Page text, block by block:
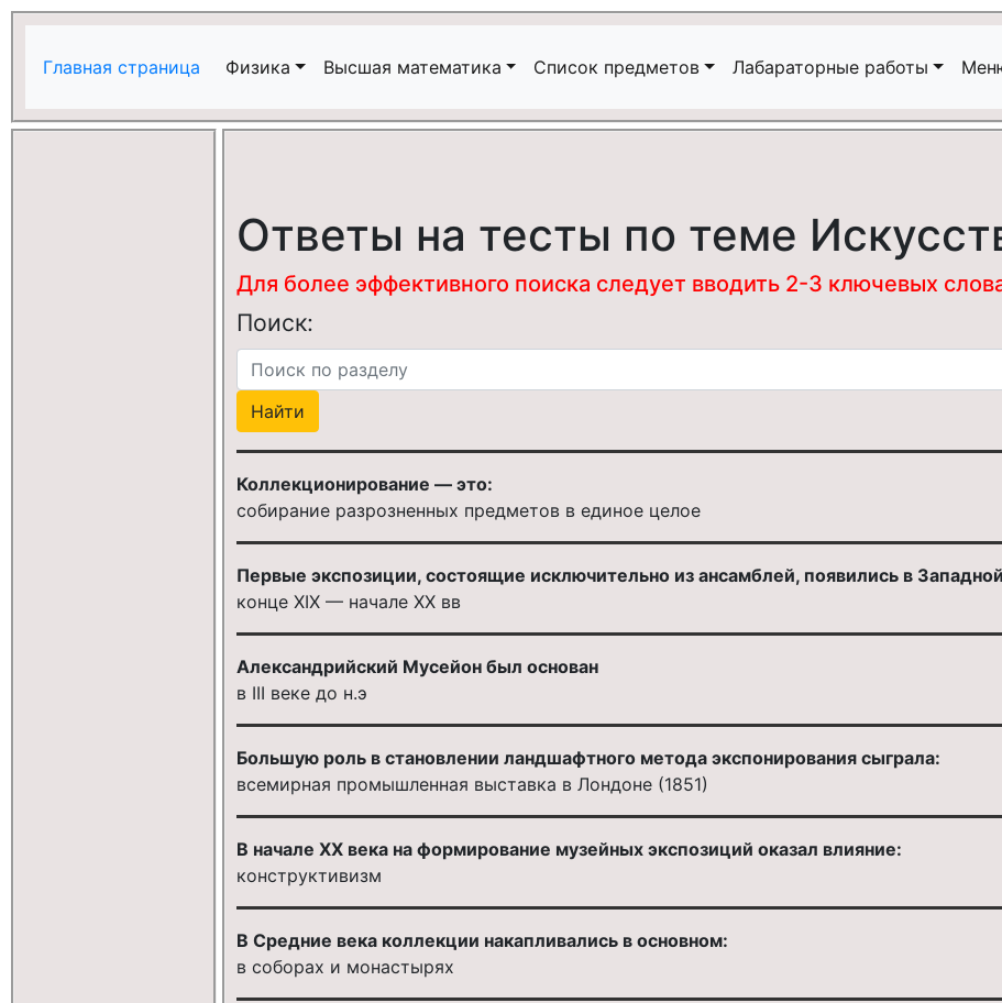
Главная страница Физика Высшая математика Список предметов Лабараторные работы
Ответы на тесты по теме
Для более эффективного поиска следует вводить 2-3 ключевых
Поиск:
Коллекционирование — это:
собирание разрозненных предметов в единое целое
Первые экспозиции, состоящие исключительно из ансамблей, появились в
конце XIX — начале XX вв
Александрийский Мусейон был основан
в III веке до н.э
Большую роль в становлении ландшафтного метода экспонирования сыграла:
всемирная промышленная выставка в Лондоне (1851)
В начале XX века на формирование музейных экспозиций оказал влияние:
конструктивизм
В Средние века коллекции накапливались в основном:
в соборах и монастырях